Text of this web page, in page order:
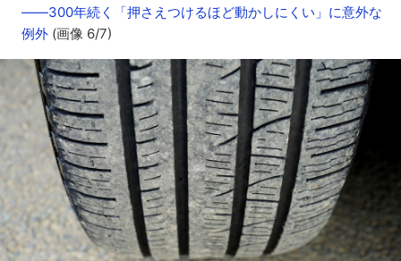
――300年続く「押さえつけるほど動かしにくい」に意外な
例外 (画像 6/7)